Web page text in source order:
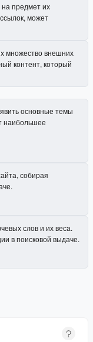
на предмет их
может
множество внешних
контент, который
основные темы
наибольшее
собирая
слов и их веса.
в поисковой выдаче.